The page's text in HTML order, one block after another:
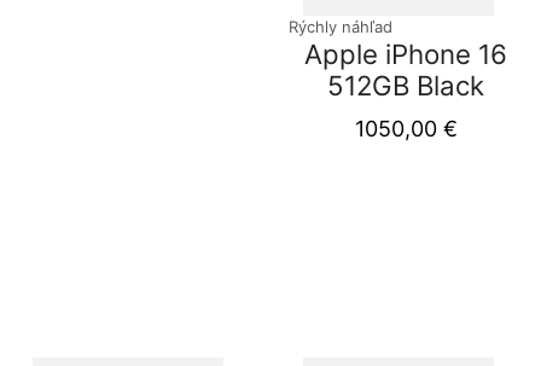
Rýchly náhľad
Apple iPhone 16
512GB Black
1050,00 €